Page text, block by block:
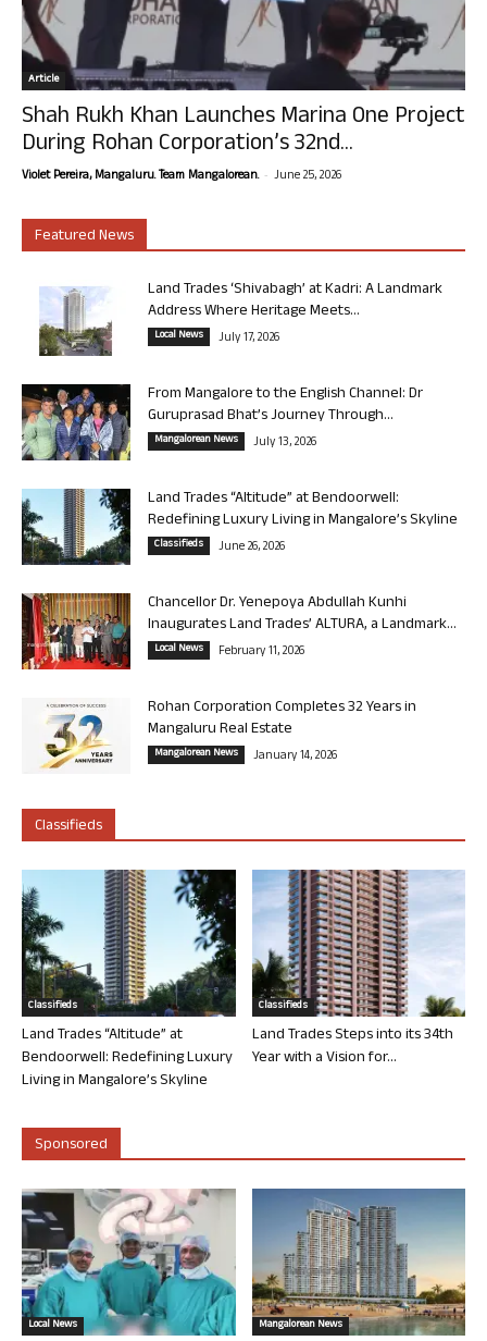
Article
Shah Rukh Khan Launches Marina One Project
During Rohan Corporation’s 32nd...
Violet Pereira, Mangaluru. Team Mangalorean. - June 25, 2026
Featured News
Land Trades ‘Shivabagh’ at Kadri: A Landmark
Address Where Heritage Meets...
Local News July 17, 2026
From Mangalore to the English Channel: Dr
Guruprasad Bhat’s Journey Through...
Mangalorean News July 13, 2026
Land Trades “Altitude” at Bendoorwell:
Redefining Luxury Living in Mangalore’s Skyline
Classifieds June 26, 2026
Chancellor Dr. Yenepoya Abdullah Kunhi
Inaugurates Land Trades’ ALTURA, a Landmark...
Local News February 11, 2026
Rohan Corporation Completes 32 Years in
Mangaluru Real Estate
Mangalorean News January 14, 2026
Classifieds
Classifieds
Land Trades “Altitude” at
Bendoorwell: Redefining Luxury
Living in Mangalore’s Skyline
Classifieds
Land Trades Steps into its 34th
Year with a Vision for...
Sponsored
Local News Mangalorean News